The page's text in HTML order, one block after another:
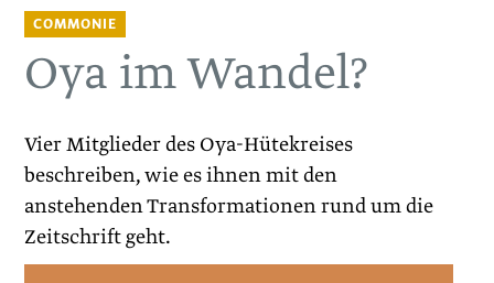
COMMONIE
Oya im Wandel?
Vier Mitglieder des Oya-Hütekreises
beschreiben, wie es ihnen mit den
anstehenden Transformationen rund um die
Zeitschrift geht.